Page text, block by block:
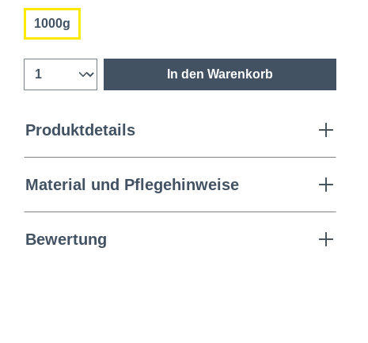
1000g
In den Warenkorb
Produktdetails
Material und Pflegehinweise
Bewertung